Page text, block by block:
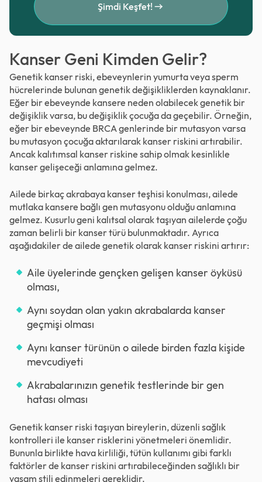
Şimdi Keşfet!
Kanser Geni Kimden Gelir?
Genetik kanser riski, ebeveynlerin yumurta veya sperm
hücrelerinde bulunan genetik değişikliklerden kaynaklanır.
Eğer bir ebeveynde kansere neden olabilecek genetik bir
değişiklik varsa, bu değişiklik çocuğa da geçebilir. Örneğin,
eğer bir ebeveynde BRCA genlerinde bir mutasyon varsa
bu mutasyon çocuğa aktarılarak kanser riskini artırabilir.
Ancak kalıtımsal kanser riskine sahip olmak kesinlikle
kanser gelişeceği anlamına gelmez.
Ailede birkaç akrabaya kanser teşhisi konulması, ailede
mutlaka kansere bağlı gen mutasyonu olduğu anlamına
gelmez. Kusurlu geni kalıtsal olarak taşıyan ailelerde çoğu
zaman belirli bir kanser türü bulunmaktadır. Ayrıca
aşağıdakiler de ailede genetik olarak kanser riskini artırır:
Aile üyelerinde gençken gelişen kanser öyküsü
olması,
Aynı soydan olan yakın akrabalarda kanser
geçmişi olması
Aynı kanser türünün o ailede birden fazla kişide
mevcudiyeti
Akrabalarınızın genetik testlerinde bir gen
hatası olması
Genetik kanser riski taşıyan bireylerin, düzenli sağlık
kontrolleri ile kanser risklerini yönetmeleri önemlidir.
Bununla birlikte hava kirliliği, tütün kullanımı gibi farklı
faktörler de kanser riskini artırabileceğinden sağlıklı bir
yaşam stili edinmeleri gereklidir.